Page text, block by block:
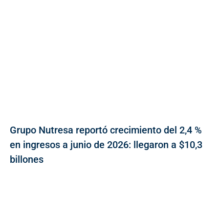
Grupo Nutresa reportó crecimiento del 2,4 %
en ingresos a junio de 2026: llegaron a $10,3
billones